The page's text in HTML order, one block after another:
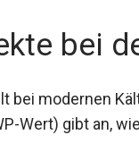
bei
bei modernen
Wert) gibt an,